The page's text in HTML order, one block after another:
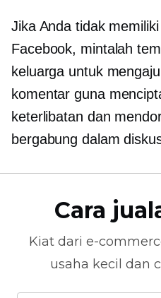
Jika Anda tidak
Facebook, mintalah
keluarga untuk
komentar guna
keterlibatan dan
bergabung dalam
Cara
Kiat dari e-
usaha kecil dan